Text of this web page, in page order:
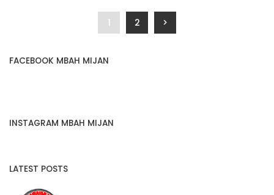
1 2
FACEBOOK MBAH MIJAN
INSTAGRAM MBAH MIJAN
LATEST POSTS